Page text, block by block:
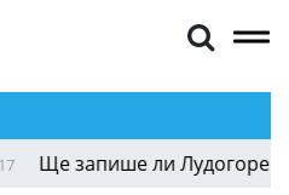
да внимава срещу